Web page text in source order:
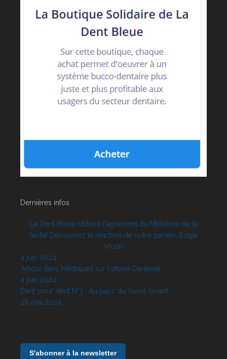
Dernières infos
La Dent Bleue obtient l'agrément du Ministère de la
Santé! Découvrez la réaction de notre parrain, Edgar
Morin
4 juin 2024
Article dans Médiapart sur l'affaire Dentexia
4 juin 2024
Dent pour dent N°3 : Au pays du Soleil-levant
28 mai 2024
S'abonner à la newsletter